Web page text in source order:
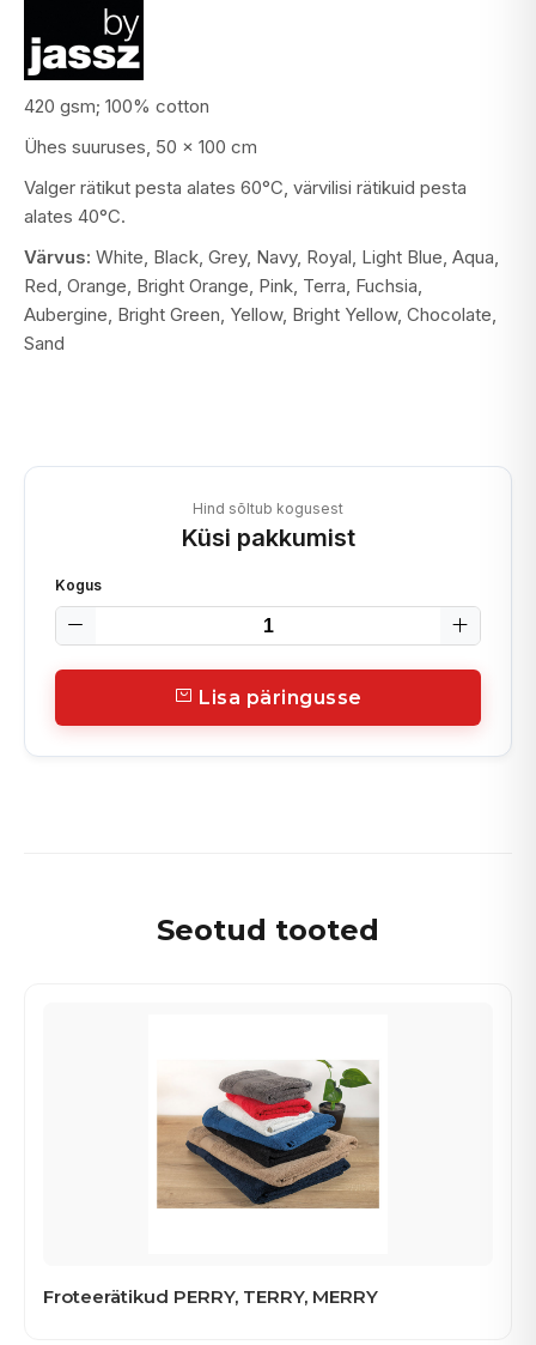
420 gsm; 100% cotton
Ühes suuruses, 50 x 100 cm
Valger rätikut pesta alates 60°C, värvilisi rätikuid pesta
alates 40°C.
Värvus: White, Black, Grey, Navy, Royal, Light Blue, Aqua,
Red, Orange, Bright Orange, Pink, Terra, Fuchsia,
Aubergine, Bright Green, Yellow, Bright Yellow, Chocolate,
Sand
Hind sõltub kogusest
Küsi pakkumist
Kogus
Lisa päringusse
Seotud tooted
Froteerätikud PERRY, TERRY, MERRY